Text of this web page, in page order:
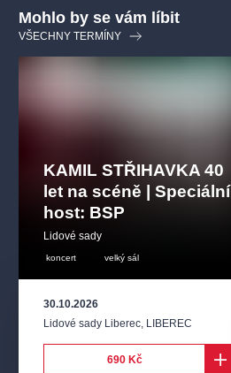
Mohlo by se vám líbit
VŠECHNY TERMÍNY
KAMIL STŘIHAVKA 40
let na scéně | Speciální
host: BSP
Lidové sady
koncert velký sál
30.10.2026
Lidové sady Liberec, LIBEREC
690 Kč